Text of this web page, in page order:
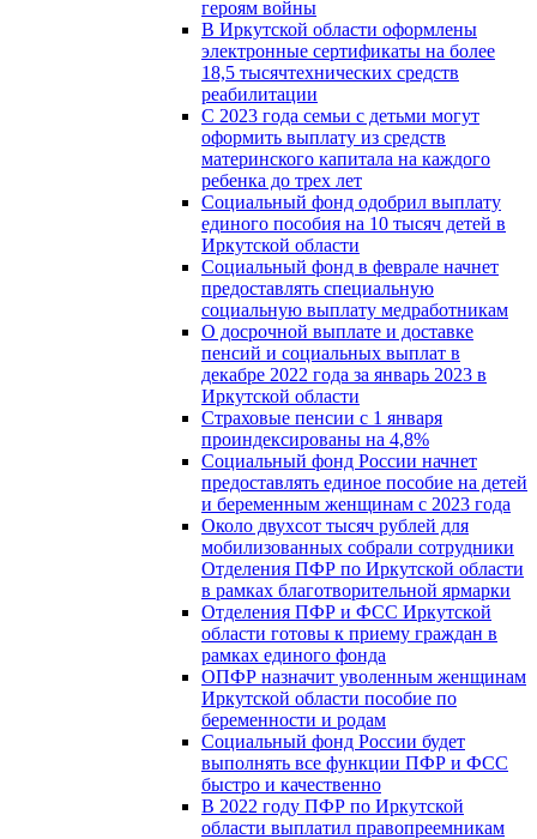
героям войны
В Иркутской области оформлены
электронные сертификаты на более
18,5 тысячтехнических средств
реабилитации
С 2023 года семьи с детьми могут
оформить выплату из средств
материнского капитала на каждого
ребенка до трех лет
Социальный фонд одобрил выплату
единого пособия на 10 тысяч детей в
Иркутской области
Социальный фонд в феврале начнет
предоставлять специальную
социальную выплату медработникам
О досрочной выплате и доставке
пенсий и социальных выплат в
декабре 2022 года за январь 2023 в
Иркутской области
Страховые пенсии с 1 января
проиндексированы на 4,8%
Социальный фонд России начнет
предоставлять единое пособие на детей
и беременным женщинам с 2023 года
Около двухсот тысяч рублей для
мобилизованных собрали сотрудники
Отделения ПФР по Иркутской области
в рамках благотворительной ярмарки
Отделения ПФР и ФСС Иркутской
области готовы к приему граждан в
рамках единого фонда
ОПФР назначит уволенным женщинам
Иркутской области пособие по
беременности и родам
Социальный фонд России будет
выполнять все функции ПФР и ФСС
быстро и качественно
В 2022 году ПФР по Иркутской
области выплатил правопреемникам